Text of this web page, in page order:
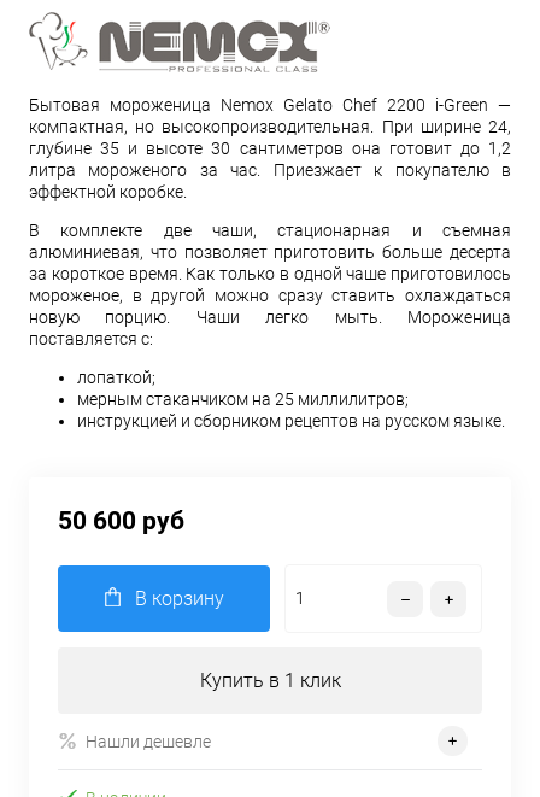
Бытовая мороженица Nemox Gelato Chef 2200 i-Green —
компактная, но высокопроизводительная. При ширине 24,
глубине 35 и высоте 30 сантиметров она готовит до 1,2
литра мороженого за час. Приезжает к покупателю в
эффектной коробке.
В комплекте две чаши, стационарная и съемная
алюминиевая, что позволяет приготовить больше десерта
за короткое время. Как только в одной чаше приготовилось
мороженое, в другой можно сразу ставить охлаждаться
новую порцию. Чаши легко мыть. Мороженица
поставляется с:
лопаткой;
мерным стаканчиком на 25 миллилитров;
инструкцией и сборником рецептов на русском языке.
50 600 руб
В корзину
Купить в 1 клик
Нашли дешевле